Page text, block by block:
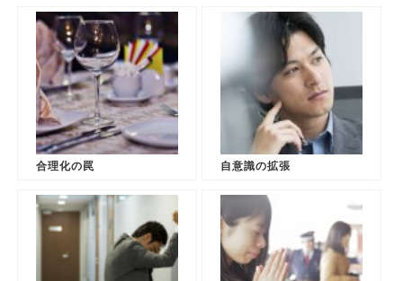
合理化の罠 自意識の拡張